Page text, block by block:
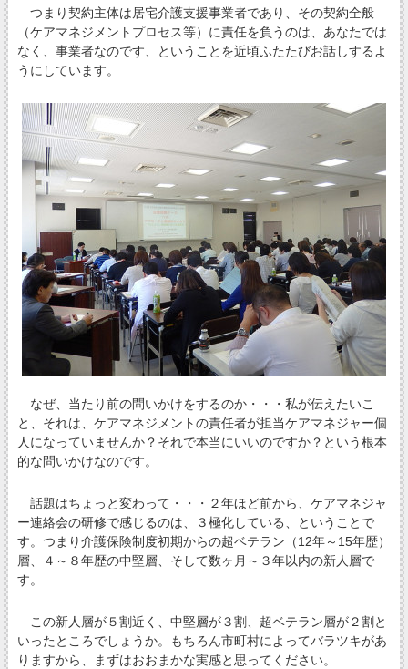
つまり契約主体は居宅介護支援事業者であり、その契約全般
（ケアマネジメントプロセス等）に責任を負うのは、あなたでは
なく、事業者なのです、ということを近頃ふたたびお話しするよ
うにしています。
なぜ、当たり前の問いかけをするのか・・・私が伝えたいこ
と、それは、ケアマネジメントの責任者が担当ケアマネジャー個
人になっていませんか？それで本当にいいのですか？という根本
的な問いかけなのです。
話題はちょっと変わって・・・２年ほど前から、ケアマネジャ
ー連絡会の研修で感じるのは、３極化している、ということで
す。つまり介護保険制度初期からの超ベテラン（12年～15年歴）
層、４～８年歴の中堅層、そして数ヶ月～３年以内の新人層で
す。
この新人層が５割近く、中堅層が３割、超ベテラン層が２割と
いったところでしょうか。もちろん市町村によってバラツキがあ
りますから、まずはおおまかな実感と思ってください。